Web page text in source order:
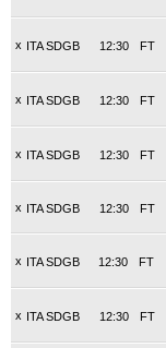
x ITA SDGB FT
12:30
x ITA SDGB FT
12:30
x ITA SDGB FT
12:30
x ITA SDGB FT
12:30
x ITA SDGB FT
12:30
x ITA SDGB FT
12:30